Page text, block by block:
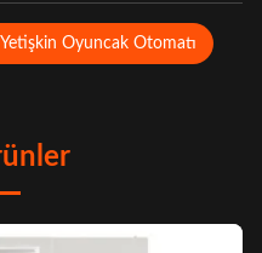
Oyuncak Otomatı